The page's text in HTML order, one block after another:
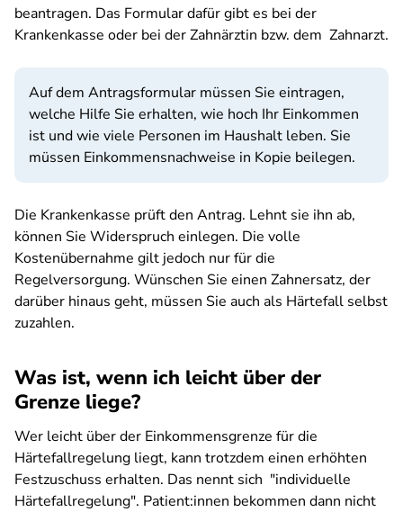
beantragen. Das Formular dafür gibt es bei der
Krankenkasse oder bei der Zahnärztin bzw. dem Zahnarzt.
Auf dem Antragsformular müssen Sie eintragen,
welche Hilfe Sie erhalten, wie hoch Ihr Einkommen
ist und wie viele Personen im Haushalt leben. Sie
müssen Einkommensnachweise in Kopie beilegen.
Die Krankenkasse prüft den Antrag. Lehnt sie ihn ab,
können Sie Widerspruch einlegen. Die volle
Kostenübernahme gilt jedoch nur für die
Regelversorgung. Wünschen Sie einen Zahnersatz, der
darüber hinaus geht, müssen Sie auch als Härtefall selbst
zuzahlen.
Was ist, wenn ich leicht über der
Grenze liege?
Wer leicht über der Einkommensgrenze für die
Härtefallregelung liegt, kann trotzdem einen erhöhten
Festzuschuss erhalten. Das nennt sich "individuelle
Härtefallregelung". Patient:innen bekommen dann nicht